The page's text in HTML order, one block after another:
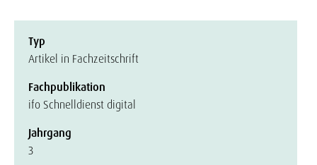
Typ
Artikel in Fachzeitschrift
Fachpublikation
ifo Schnelldienst digital
Jahrgang
3